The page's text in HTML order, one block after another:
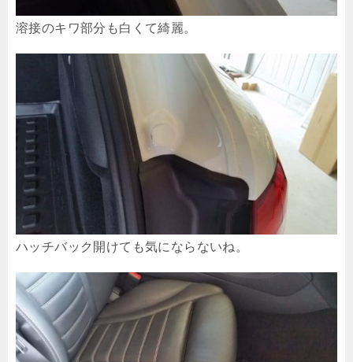
溶接のキワ部分も白くて綺麗。
ハッチバック開けても気にならないね。